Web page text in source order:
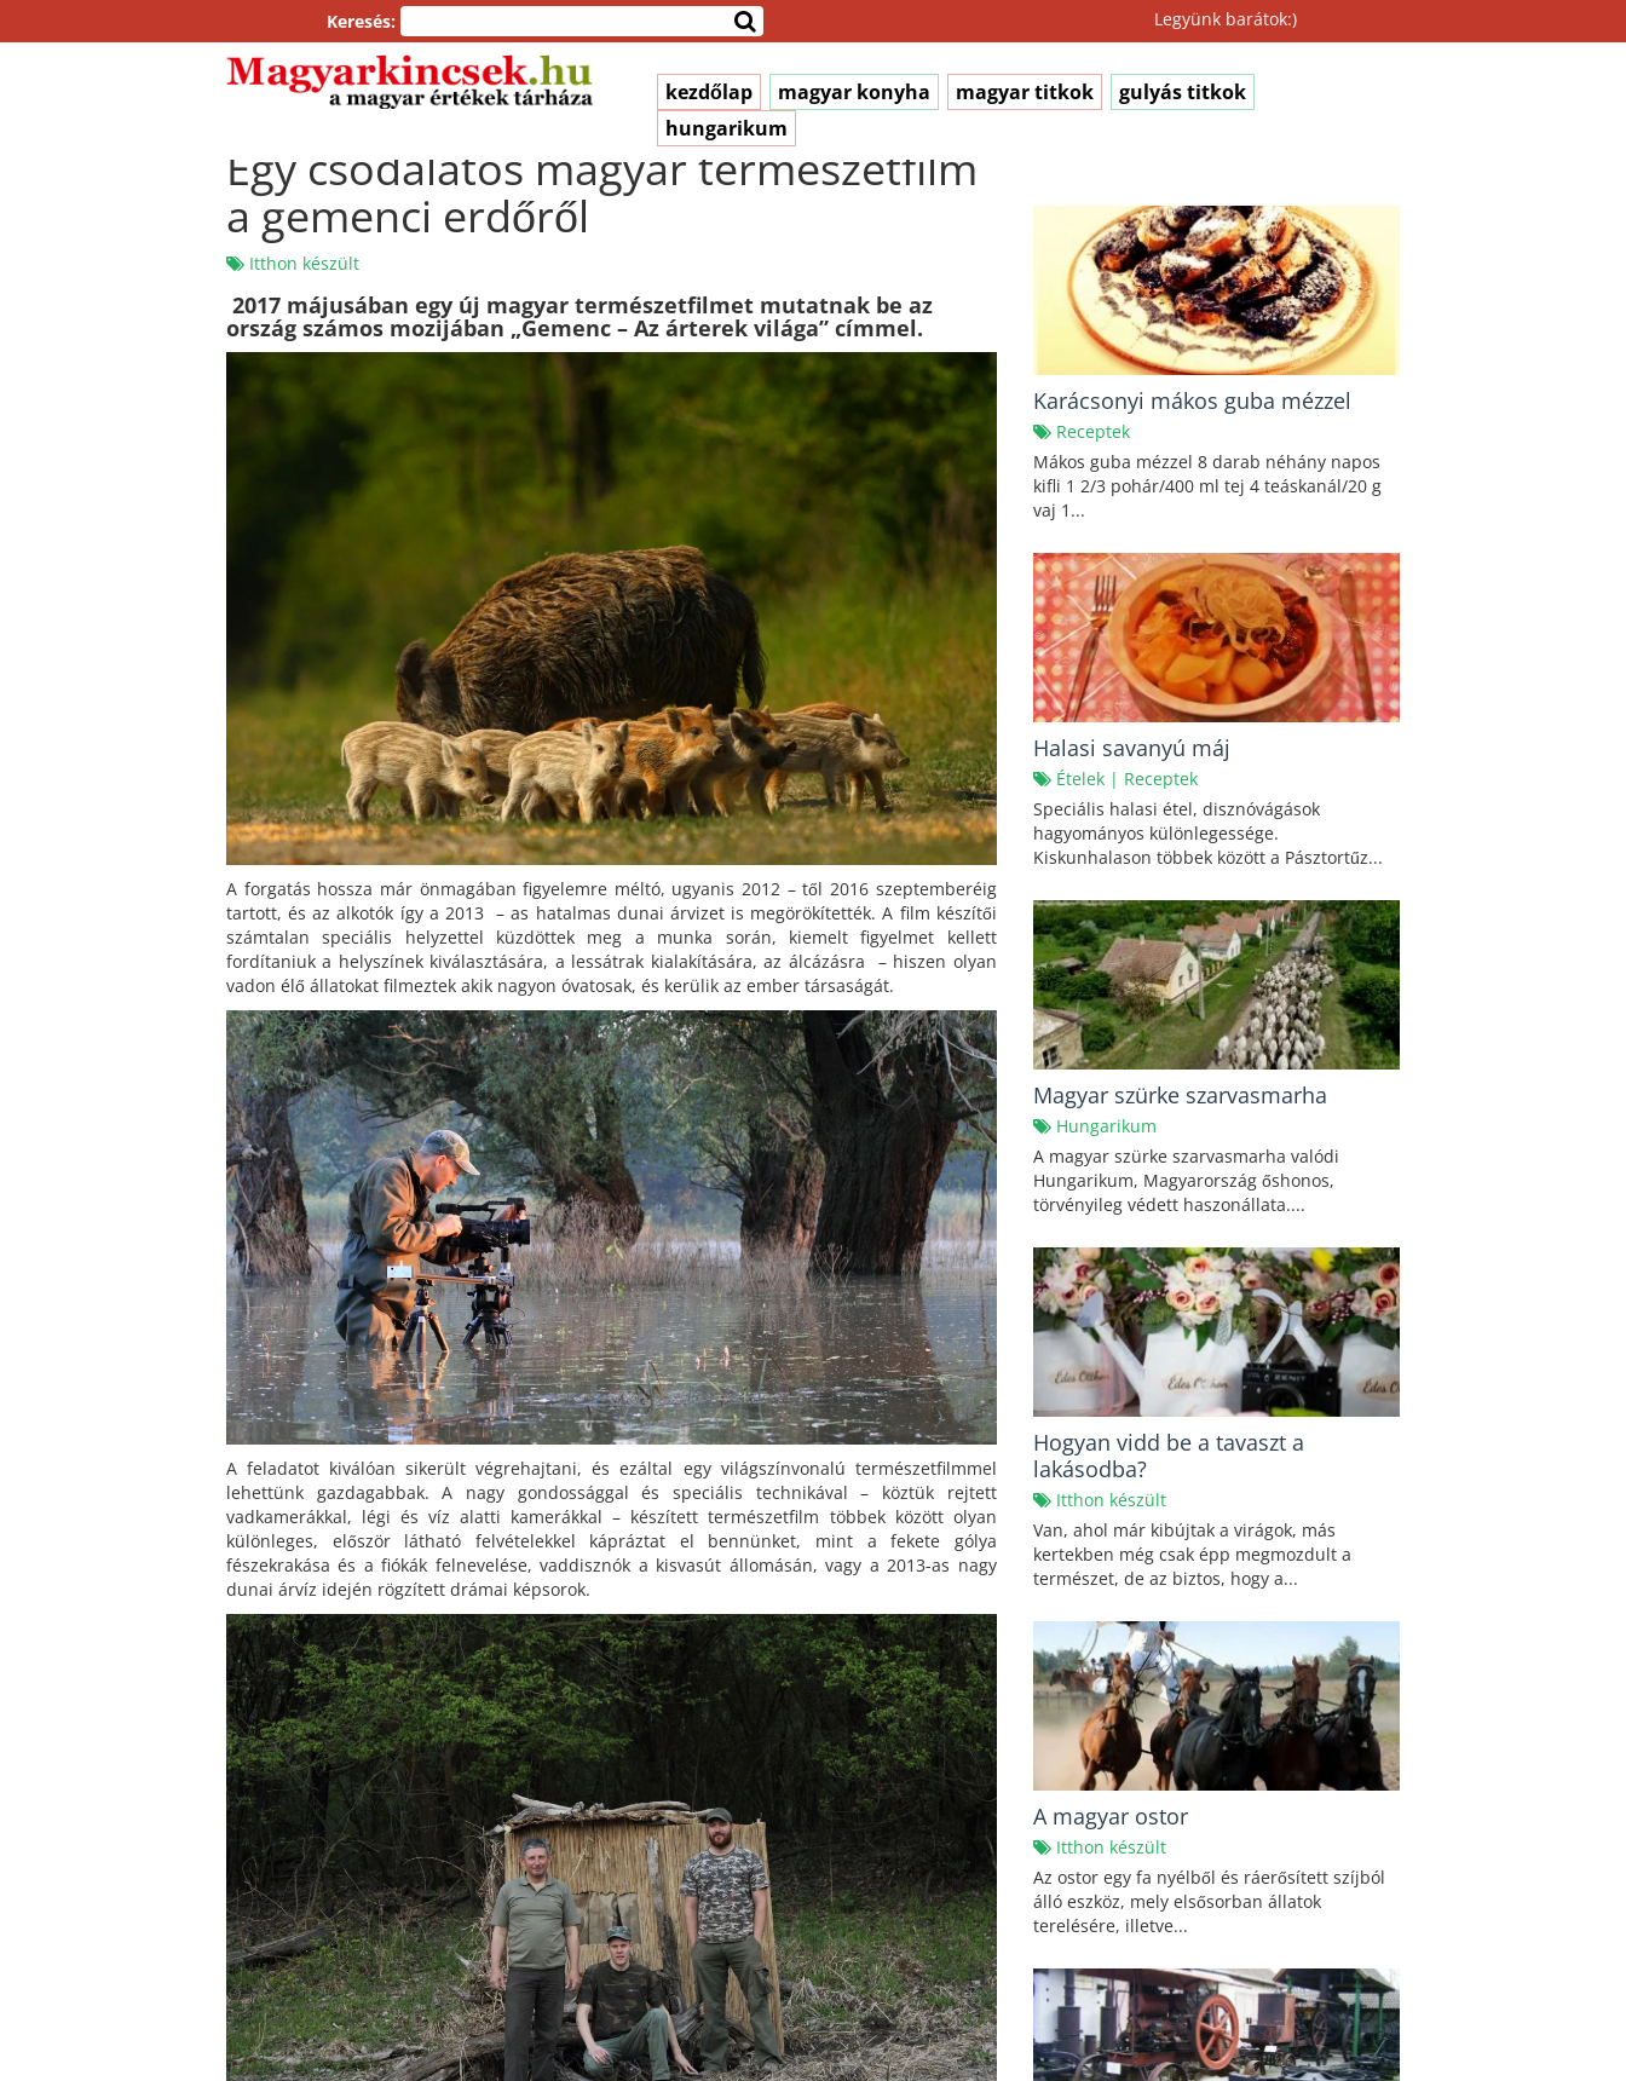
Keresés: Legyünk barátok:)
kezdőlap magyar konyha magyar titkok
gulyás titkok
hungarikum
Egy csodálatos magyar természetfilm
a gemenci erdőről
Itthon készült
2017 májusában egy új magyar természetfilmet mutatnak be az
ország számos mozijában „Gemenc – Az árterek világa” címmel.
A forgatás hossza már önmagában figyelemre méltó, ugyanis 2012 – től 2016 szeptemberéig
tartott, és az alkotók így a 2013 – as hatalmas dunai árvizet is megörökítették. A film készítői
számtalan speciális helyzettel küzdöttek meg a munka során, kiemelt figyelmet kellett
fordítaniuk a helyszínek kiválasztására, a lessátrak kialakítására, az álcázásra – hiszen olyan
vadon élő állatokat filmeztek akik nagyon óvatosak, és kerülik az ember társaságát.
A feladatot kiválóan sikerült végrehajtani, és ezáltal egy világszínvonalú természetfilmmel
lehettünk gazdagabbak. A nagy gondossággal és speciális technikával – köztük rejtett
vadkamerákkal, légi és víz alatti kamerákkal – készített természetfilm többek között olyan
különleges, először látható felvételekkel kápráztat el bennünket, mint a fekete gólya
fészekrakása és a fiókák felnevelése, vaddisznók a kisvasút állomásán, vagy a 2013-as nagy
dunai árvíz idején rögzített drámai képsorok.
Karácsonyi mákos guba mézzel
Receptek
Mákos guba mézzel 8 darab néhány napos
kifli 1 2/3 pohár/400 ml tej 4 teáskanál/20 g
vaj 1...
Halasi savanyú máj
Ételek| Receptek
Speciális halasi étel, disznóvágások
hagyományos különlegessége.
Kiskunhalason többek között a Pásztortűz...
Magyar szürke szarvasmarha
Hungarikum
A magyar szürke szarvasmarha valódi
Hungarikum, Magyarország őshonos,
törvényileg védett haszonállata....
Hogyan vidd be a tavaszt a
lakásodba?
Itthon készült
Van, ahol már kibújtak a virágok, más
kertekben még csak épp megmozdult a
természet, de az biztos, hogy a...
A magyar ostor
Itthon készült
Az ostor egy fa nyélből és ráerősített szíjból
álló eszköz, mely elsősorban állatok
terelésére, illetve...